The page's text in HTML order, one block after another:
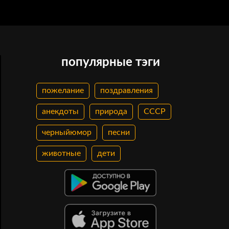
популярные тэги
пожелание поздравления
анекдоты природа СССР
черныйюмор песни
животные дети